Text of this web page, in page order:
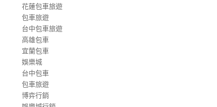
花蓮包車旅遊
包車旅遊
台中包車旅遊
高雄包車
宜蘭包車
娛樂城
台中包車
包車旅遊
博弈行銷